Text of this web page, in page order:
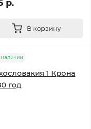
р.
В корзину
наличии
1 Крона
год